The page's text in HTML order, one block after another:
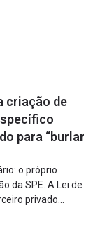
criação de
para “burlar
o próprio
da SPE. A Lei de
privado
à licitação” é